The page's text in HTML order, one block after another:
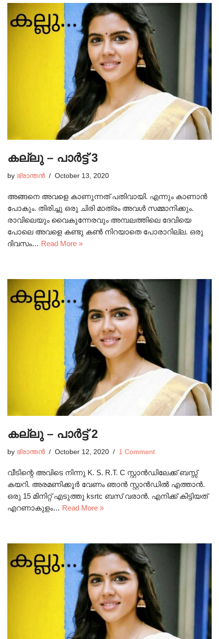
കല്ലു – പാർട്ട് 3
by ഭ്രാന്തൻ October 13, 2020
അങ്ങനെ അവളെ കാണുന്നത് പതിവായി. എന്നും കാണാൻ
പോകും. തിരിച്ചു ഒരു ചിരി മാത്രം അവൾ സമ്മാനിക്കും.
രാവിലെയും വൈകുന്നേരവും അമ്പലത്തിലെ ദേവിയെ
പോലെ അവളെ കണ്ടു കൺ നിറയാതെ പോരാറില്ല. ഒരു
ദിവസം… Read More »
കല്ലു – പാർട്ട് 2
by ഭ്രാന്തൻ October 12, 2020 1 Comment
വീടിന്റെ അവിടെ നിന്നു K. S. R.T. C സ്റ്റാൻഡിലേക്ക് ബസ്സ്
കയറി. അരമണിക്കൂർ വേണം ഞാൻ സ്റ്റാൻഡിൽ എത്താൻ.
ഒരു 15 മിനിറ്റ് എടുത്തു ksrtc ബസ് വരാൻ. എനിക്ക് കിട്ടിയത്
എറണാകുളം… Read More »